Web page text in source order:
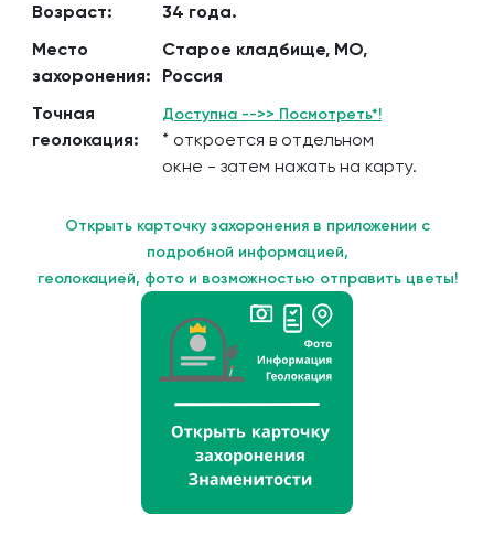
Возраст:
34 года.
Место
захоронения:
Старое кладбище, МО,
Россия
Точная
геолокация:
Доступна -->> Посмотреть*!
* откроется в отдельном
окне - затем нажать на карту.
Открыть карточку захоронения в приложении с
подробной информацией,
геолокацией, фото и возможностью отправить цветы!